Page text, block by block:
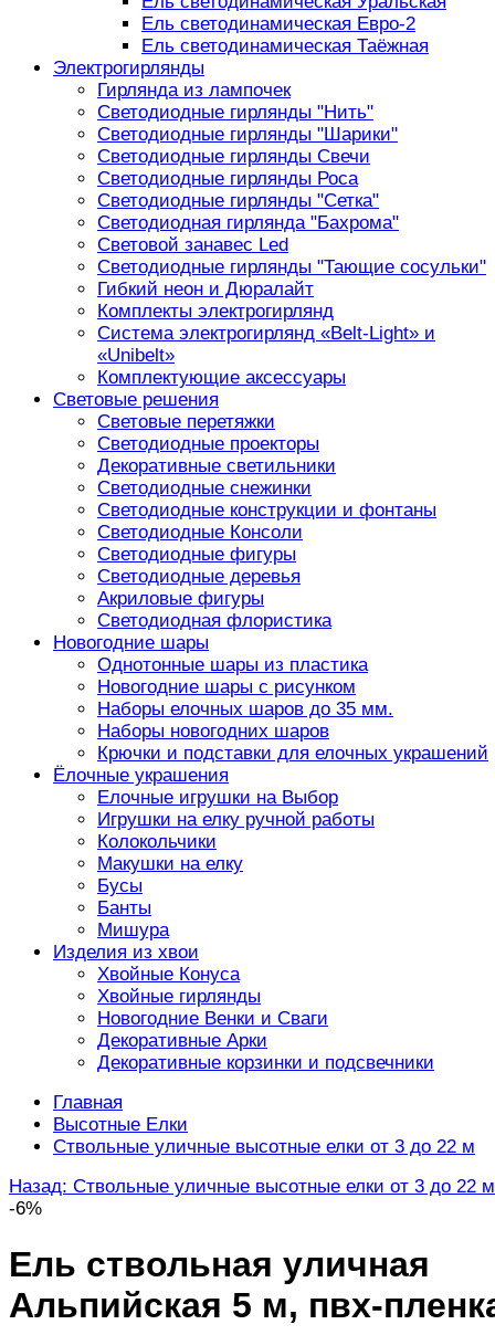
Ель светодинамическая Евро-2
Ель светодинамическая Таёжная
Электрогирлянды
Гирлянда из лампочек
Светодиодные гирлянды "Нить"
Светодиодные гирлянды "Шарики"
Светодиодные гирлянды Свечи
Светодиодные гирлянды Роса
Светодиодные гирлянды "Сетка"
Светодиодная гирлянда "Бахрома"
Световой занавес Led
Светодиодные гирлянды "Тающие сосульки"
Гибкий неон и Дюралайт
Комплекты электрогирлянд
Система электрогирлянд «Belt-Light» и
«Unibelt»
Комплектующие аксессуары
Световые решения
Световые перетяжки
Светодиодные проекторы
Декоративные светильники
Светодиодные снежинки
Светодиодные конструкции и фонтаны
Светодиодные Консоли
Светодиодные фигуры
Светодиодные деревья
Акриловые фигуры
Светодиодная флористика
Новогодние шары
Однотонные шары из пластика
Новогодние шары с рисунком
Наборы елочных шаров до 35 мм.
Наборы новогодних шаров
Крючки и подставки для елочных украшений
Ёлочные украшения
Елочные игрушки на Выбор
Игрушки на елку ручной работы
Колокольчики
Макушки на елку
Бусы
Банты
Мишура
Изделия из хвои
Хвойные Конуса
Хвойные гирлянды
Новогодние Венки и Сваги
Декоративные Арки
Декоративные корзинки и подсвечники
Главная
Высотные Елки
Ствольные уличные высотные елки от 3 до 22 м
Назад: Ствольные уличные высотные елки от 3 до 22 м
-6%
Ель ствольная уличная
Альпийская 5 м, пвх-